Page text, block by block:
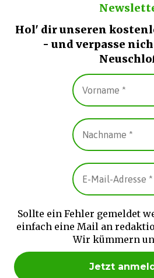
Hol' dir unseren
- und verpasse
Sollte ein Fehler gemeldet
einfach eine Mail an
Wir kümmern